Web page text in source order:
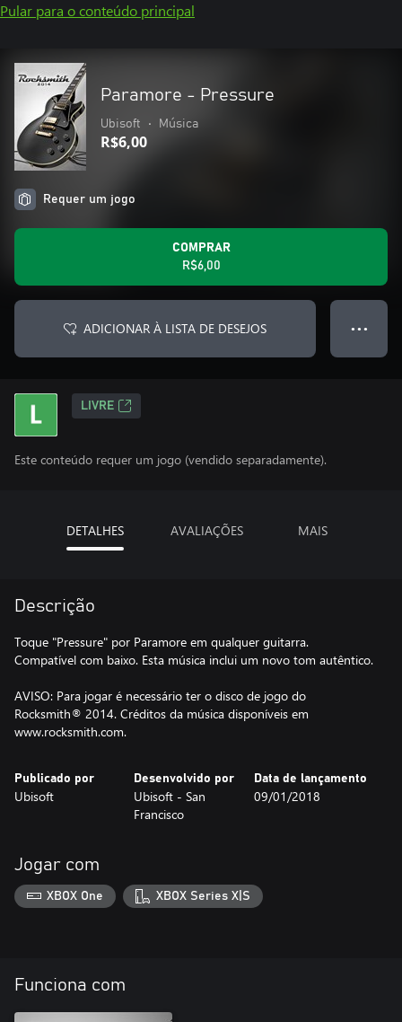
Pular para o conteúdo principal
Paramore - Pressure
Ubisoft • Música
R$6,00
Requer um jogo
COMPRAR
R$6,00
ADICIONAR À LISTA DE DESEJOS ● ● ●
LIVRE
Este conteúdo requer um jogo (vendido separadamente).
DETALHES AVALIAÇÕES MAIS
Descrição
Toque "Pressure" por Paramore em qualquer guitarra.
Compatível com baixo. Esta música inclui um novo tom autêntico.
AVISO: Para jogar é necessário ter o disco de jogo do
Rocksmith® 2014. Créditos da música disponíveis em
www.rocksmith.com.
Publicado por
Ubisoft
Desenvolvido por
Ubisoft - San
Francisco
Data de lançamento
09/01/2018
Jogar com
XBOX One XBOX Series X|S
Funciona com